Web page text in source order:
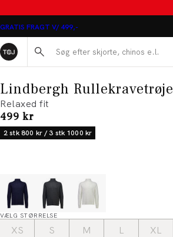
GRATIS FRAGT V/ 499,-
Søg her...
Lindbergh Rullekravetrøje
Relaxed fit
I alt (inkl. rabat)
499 kr
2 stk 800 kr / 3 stk 1000 kr
VÆLG STØRRELSE
XS S M L XL